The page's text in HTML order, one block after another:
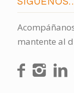
mantente al